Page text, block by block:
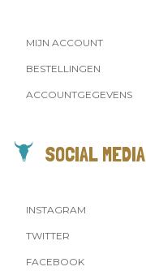
MIJN ACCOUNT
BESTELLINGEN
ACCOUNTGEGEVENS
SOCIAL MEDIA
INSTAGRAM
TWITTER
FACEBOOK